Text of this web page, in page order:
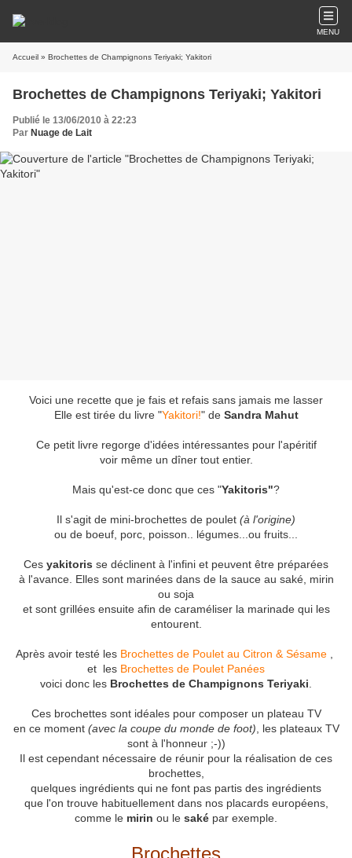
MENU
Accueil » Brochettes de Champignons Teriyaki; Yakitori
Brochettes de Champignons Teriyaki; Yakitori
Publié le 13/06/2010 à 22:23
Par Nuage de Lait
Voici une recette que je fais et refais sans jamais me lasser
Elle est tirée du livre "Yakitori!" de Sandra Mahut
Ce petit livre regorge d'idées intéressantes pour l'apéritif
voir même un dîner tout entier.
Mais qu'est-ce donc que ces "Yakitoris"?
Il s'agit de mini-brochettes de poulet (à l'origine)
ou de boeuf, porc, poisson.. légumes...ou fruits...
Ces yakitoris se déclinent à l'infini et peuvent être préparées
à l'avance. Elles sont marinées dans de la sauce au saké, mirin
ou soja
et sont grillées ensuite afin de caraméliser la marinade qui les
entourent.
Après avoir testé les Brochettes de Poulet au Citron & Sésame
et les Brochettes de Poulet Panées
voici donc les Brochettes de Champignons Teriyaki
Ces brochettes sont idéales pour composer un plateau TV
en ce moment (avec la coupe du monde de foot) , les plateaux TV
sont à l'honneur ;-))
Il est cependant nécessaire de réunir pour la réalisation de ces
brochettes,
quelques ingrédients qui ne font pas partis des ingrédients
que l'on trouve habituellement dans nos placards européens,
comme le mirin ou le saké par exemple.